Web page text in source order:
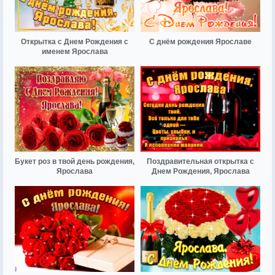
Открытка с Днем Рождения с
именем Ярослава
С днём рождения Ярославе
Букет роз в твой день рождения,
Ярослава
Поздравительная открытка с
Днем Рождения, Ярослава